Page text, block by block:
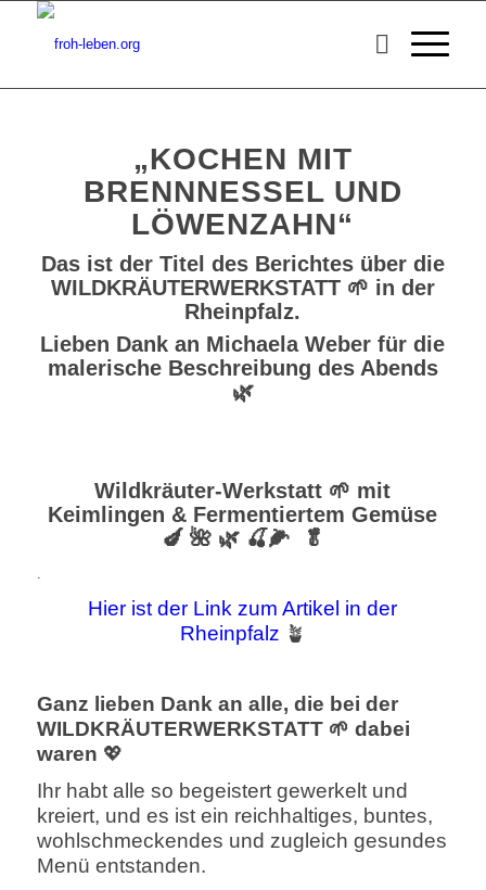
„KOCHEN MIT
BRENNNESSEL UND
LÖWENZAHN“
Das ist der Titel des Berichtes über die
WILDKRÄUTERWERKSTATT 🌱 in der
Rheinpfalz.
Lieben Dank an Michaela Weber für die
malerische Beschreibung des Abends
🌿
Wildkräuter-Werkstatt 🌱 mit
Keimlingen & Fermentiertem Gemüse
🍆 🌺 🌿 🍒🌽 🥬
.
Hier ist der Link zum Artikel in der
Rheinpfalz 🪴
Ganz lieben Dank an alle, die bei der
WILDKRÄUTERWERKSTATT 🌱 dabei
waren 💖
Ihr habt alle so begeistert gewerkelt und
kreiert, und es ist ein reichhaltiges, buntes,
wohlschmeckendes und zugleich gesundes
Menü entstanden.